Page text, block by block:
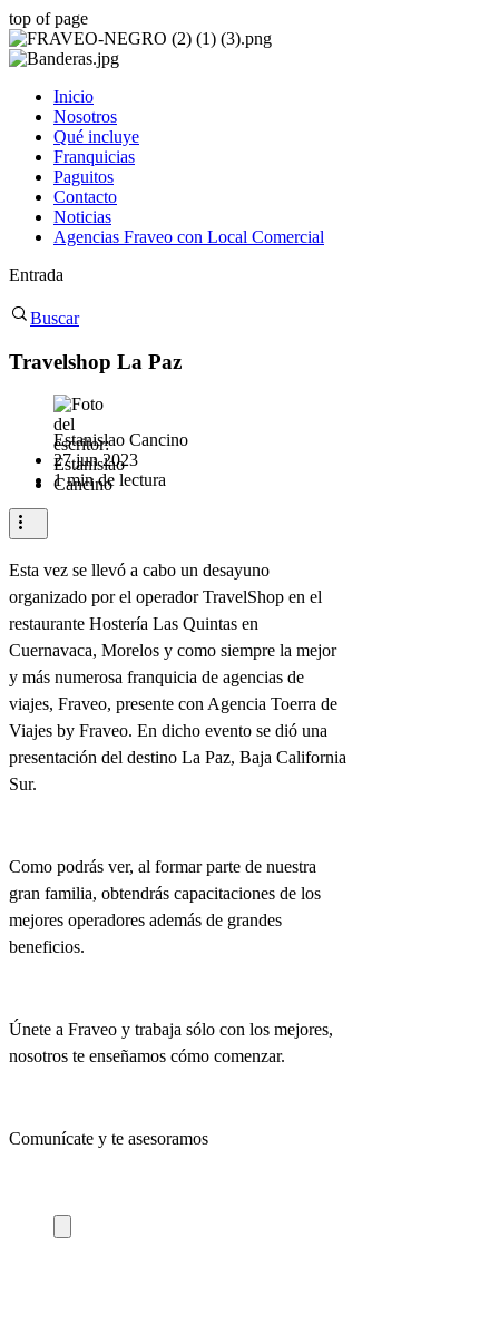
top of page
Inicio
Nosotros
Qué incluye
Franquicias
Paguitos
Contacto
Noticias
Agencias Fraveo con Local Comercial
Entrada
Buscar
Travelshop La Paz
Estanislao Cancino
27 jun 2023
1 min de lectura
Esta vez se llevó a cabo un desayuno
organizado por el operador TravelShop en el
restaurante Hostería Las Quintas en
Cuernavaca, Morelos y como siempre la mejor
y más numerosa franquicia de agencias de
viajes, Fraveo, presente con Agencia Toerra de
Viajes by Fraveo. En dicho evento se dió una
presentación del destino La Paz, Baja California
Sur.
Como podrás ver, al formar parte de nuestra
gran familia, obtendrás capacitaciones de los
mejores operadores además de grandes
beneficios.
Únete a Fraveo y trabaja sólo con los mejores,
nosotros te enseñamos cómo comenzar.
Comunícate y te asesoramos